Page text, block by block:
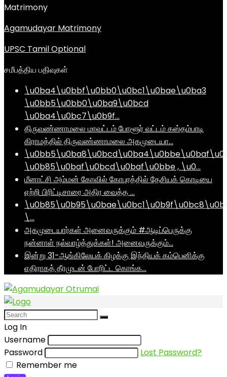
Matrimony
Agamudayar Matrimony
UPSC Tamil Optional
சமீபத்திய பதிவுகள்
\u0ba4\u0bbf\u0bb0\u0bc1\u0bae\u0ba3
\u0bb5\u0bb0\u0ba9\u0bcd
\u0ba4\u0bc7\u0b9f…
திருவண்ணாமலை மாவட்டம் போளூர் வட்டம் கஸ்தம்பாடி
கிராமத்தில் திருவண்ணாமலை அகமுடையா…
\u0b85\u0baf\u0bcd\u0baf\u0bbe , \u0…
மீனாட்சி அம்மன் கோவில் கோபுரத்தில் தேசியக் கொடியை
ஏற்றி பிரிட்டிசாரை அதிர வைத்த …
\…
அகமுடையார்கள் அனைவருக்கும் #ஆடிப்பெருக்கு
நன்னாள் நல்வாழ்த்துக்கள்! அனைவருக்கும்…
இன்று 31-ஆங்கிலேயக் கிழக்கு இந்தியக் கம்பெனிக்கு
எதிராகத் தீரமுடன் போரிட்ட கொங்க…
Log In
Username
Password
Lost Password?
Remember me